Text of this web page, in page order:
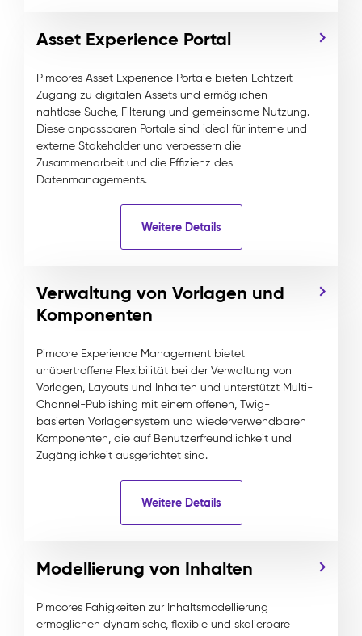
Asset Experience Portal
Pimcores Asset Experience Portale bieten Echtzeit-
Zugang zu digitalen Assets und ermöglichen
nahtlose Suche, Filterung und gemeinsame Nutzung.
Diese anpassbaren Portale sind ideal für interne und
externe Stakeholder und verbessern die
Zusammenarbeit und die Effizienz des
Datenmanagements.
Weitere Details
Verwaltung von Vorlagen und
Komponenten
Pimcore Experience Management bietet
unübertroffene Flexibilität bei der Verwaltung von
Vorlagen, Layouts und Inhalten und unterstützt Multi-
Channel-Publishing mit einem offenen, Twig-
basierten Vorlagensystem und wiederverwendbaren
Komponenten, die auf Benutzerfreundlichkeit und
Zugänglichkeit ausgerichtet sind.
Weitere Details
Modellierung von Inhalten
Pimcores Fähigkeiten zur Inhaltsmodellierung
ermöglichen dynamische, flexible und skalierbare